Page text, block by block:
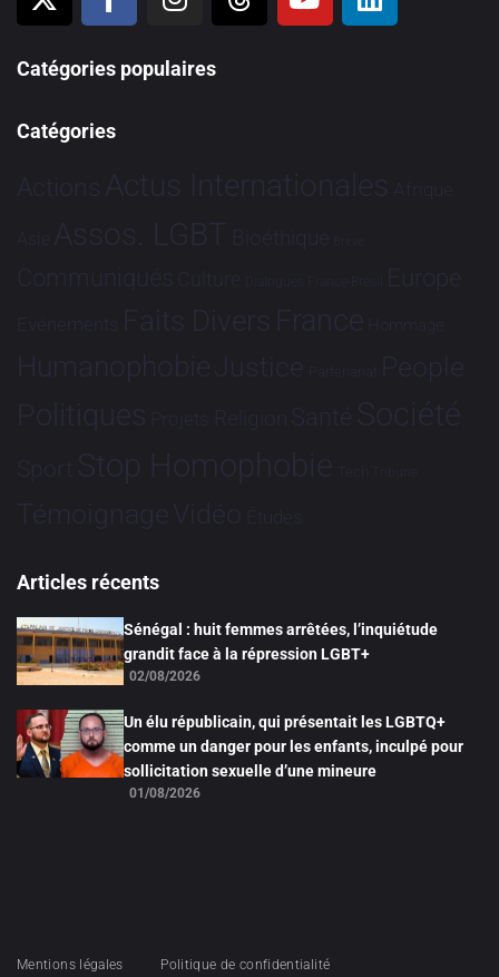
Catégories populaires
Catégories
Actions Actus Internationales Afrique
Asie Assos. LGBT Bioéthique Brève
Communiqués Culture Dialogues France-Brésil Europe
Evénements Faits Divers France Hommage
HumanophobieJustice Partenariat People
Politiques Projets Religion Santé Société
Sport Stop Homophobie Tech Tribune
TémoignageVidéo Études
Articles récents
Sénégal : huit femmes arrêtées, l’inquiétude
grandit face à la répression LGBT+
02/08/2026
Un élu républicain, qui présentait les LGBTQ+
comme un danger pour les enfants, inculpé pour
sollicitation sexuelle d’une mineure
01/08/2026
Mentions légales Politique de confidentialité